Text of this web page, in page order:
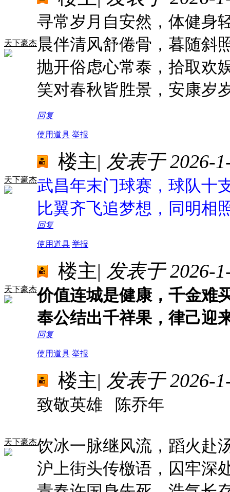
天下豪杰
寻常岁月自安然，体健身
晨伴清风舒倦骨，暮随斜
抛开俗虑心常泰，拾取欢
笑对春秋皆胜景，安康岁
回复
使用道具 举报
天下豪杰
楼主| 发表于 2026-
武昌年末门球赛，球队十
比翼齐飞追梦想，同明相
回复
使用道具 举报
天下豪杰
楼主| 发表于 2026-
价值连城是健康，千金难
奉公结出千祥果，律己迎
回复
使用道具 举报
天下豪杰
楼主| 发表于 2026-
致敬英雄 陈乔年
饮冰一脉继风流，蹈火赴
沪上街头传檄语，囚牢深